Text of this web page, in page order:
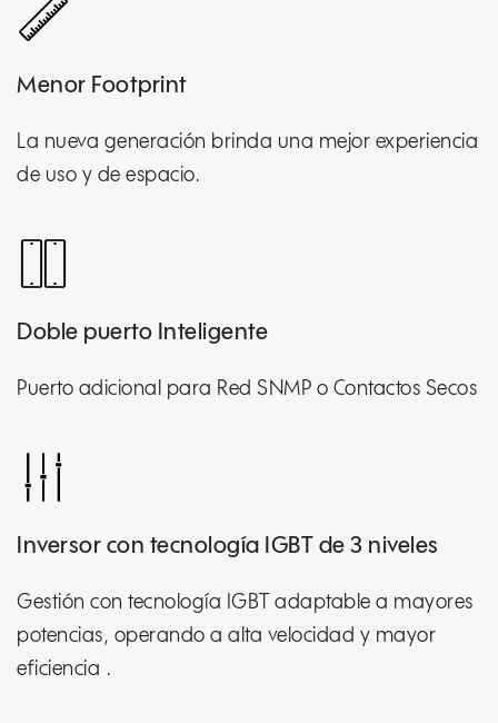
Menor Footprint
La nueva generación brinda una mejor experiencia
de uso y de espacio.
Doble puerto Inteligente
Puerto adicional para Red SNMP o Contactos Secos
Inversor con tecnología IGBT de 3 niveles
Gestión con tecnología IGBT adaptable a mayores
potencias, operando a alta velocidad y mayor
eficiencia .